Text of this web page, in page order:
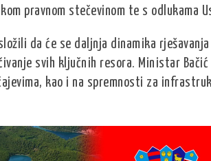
pravnom stečevinom te s odlukama
da će se daljnja dinamika
svih ključnih resora. Ministar Bačić
kao i na spremnosti za